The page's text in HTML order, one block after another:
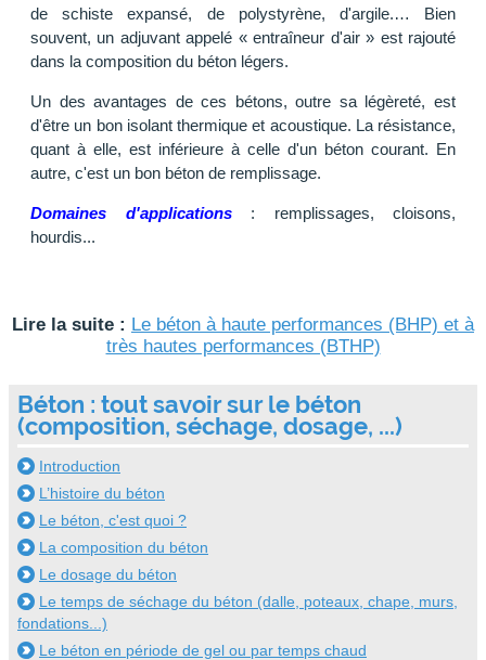
de schiste expansé, de polystyrène, d'argile.… Bien
souvent, un adjuvant appelé « entraîneur d'air » est rajouté
dans la composition du béton légers.
Un des avantages de ces bétons, outre sa légèreté, est
d'être un bon isolant thermique et acoustique. La résistance,
quant à elle, est inférieure à celle d'un béton courant. En
autre, c'est un bon béton de remplissage.
Domaines d'applications : remplissages, cloisons,
hourdis...
Lire la suite : Le béton à haute performances (BHP) et à
très hautes performances (BTHP)
Béton : tout savoir sur le béton
(composition, séchage, dosage, ...)
Introduction
L’histoire du béton
Le béton, c'est quoi ?
La composition du béton
Le dosage du béton
Le temps de séchage du béton (dalle, poteaux, chape, murs,
fondations...)
Le béton en période de gel ou par temps chaud